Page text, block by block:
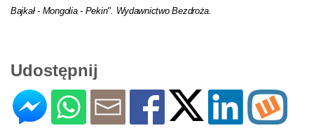
Bajkał - Mongolia - Pekin". Wydawnictwo Bezdroża.
Udostępnij